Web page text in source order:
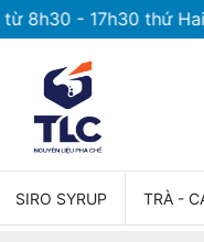
- 17h30 thứ Hai
SIRO SYRUP TRÀ -